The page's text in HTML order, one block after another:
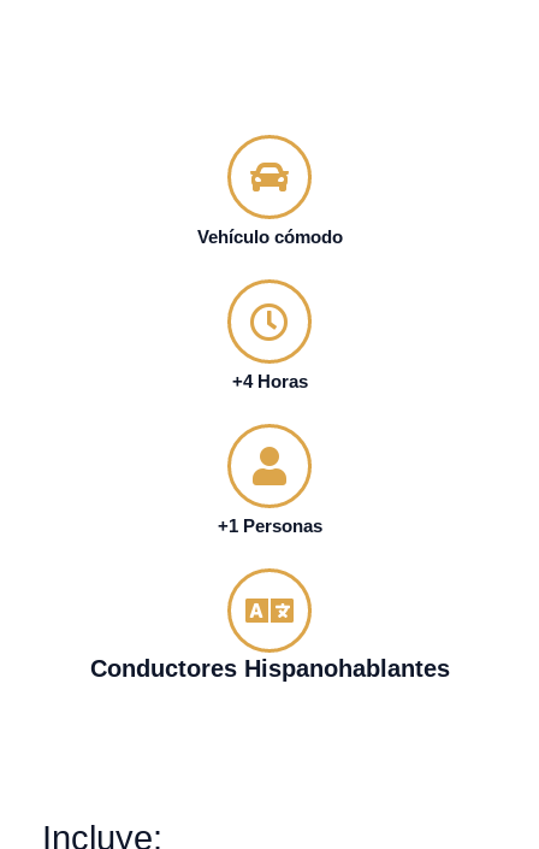
Vehículo cómodo
+4 Horas
+1 Personas
Conductores Hispanohablantes
Incluye: